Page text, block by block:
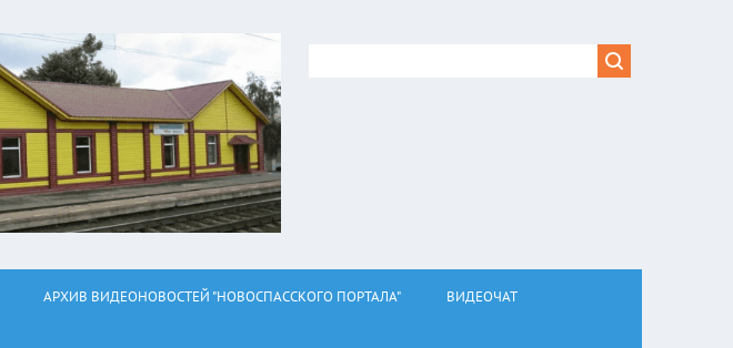
АРХИВ ВИДЕОНОВОСТЕЙ "НОВОСПАССКОГО ПОРТАЛА" ВИДЕОЧАТ